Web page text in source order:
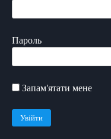
Пароль
Запам'ятати мене